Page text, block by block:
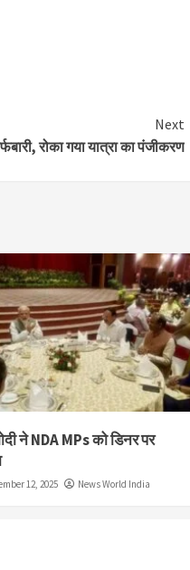
Next
रोका गया यात्रा का पंजीकरण
ने NDA MPs को डिनर पर
12, 2025 News World India